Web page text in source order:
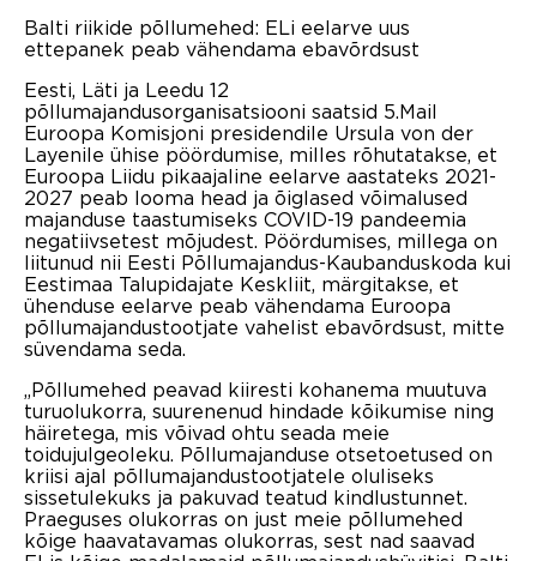
Balti riikide põllumehed: ELi eelarve uus
ettepanek peab vähendama ebavõrdsust
Eesti, Läti ja Leedu 12
põllumajandusorganisatsiooni saatsid 5.Mail
Euroopa Komisjoni presidendile Ursula von der
Layenile ühise pöördumise, milles rõhutatakse, et
Euroopa Liidu pikaajaline eelarve aastateks 2021-
2027 peab looma head ja õiglased võimalused
majanduse taastumiseks COVID-19 pandeemia
negatiivsetest mõjudest. Pöördumises, millega on
liitunud nii Eesti Põllumajandus-Kaubanduskoda kui
Eestimaa Talupidajate Keskliit, märgitakse, et
ühenduse eelarve peab vähendama Euroopa
põllumajandustootjate vahelist ebavõrdsust, mitte
süvendama seda.
„Põllumehed peavad kiiresti kohanema muutuva
turuolukorra, suurenenud hindade kõikumise ning
häiretega, mis võivad ohtu seada meie
toidujulgeoleku. Põllumajanduse otsetoetused on
kriisi ajal põllumajandustootjatele oluliseks
sissetulekuks ja pakuvad teatud kindlustunnet.
Praeguses olukorras on just meie põllumehed
kõige haavatavamas olukorras, sest nad saavad